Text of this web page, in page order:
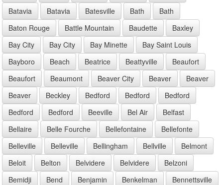
Batavia
Batavia Batesville Bath
Bath
Baton Rouge
Battle Mountain Baudette
Baxley
Bay City
Bay City Bay Minette
Bay Saint Louis
Bayboro
Beach Beatrice Beattyville
Beaufort
Beaufort
Beaumont Beaver City Beaver
Beaver
Beaver
Beckley Bedford Bedford
Bedford
Bedford
Bedford Beeville Bel Air
Belfast
Bellaire
Belle Fourche Bellefontaine
Bellefonte
Belleville
Belleville Bellingham Bellville
Belmont
Beloit
Belton Belvidere Belvidere
Belzoni
Bemidji
Bend Benjamin Benkelman
Bennettsville